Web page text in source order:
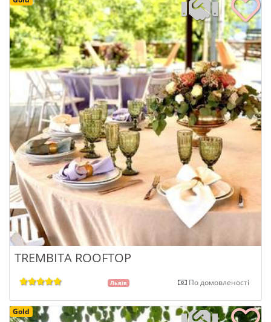
TREMBITA ROOFTOP
Львів По домовленості
Gold